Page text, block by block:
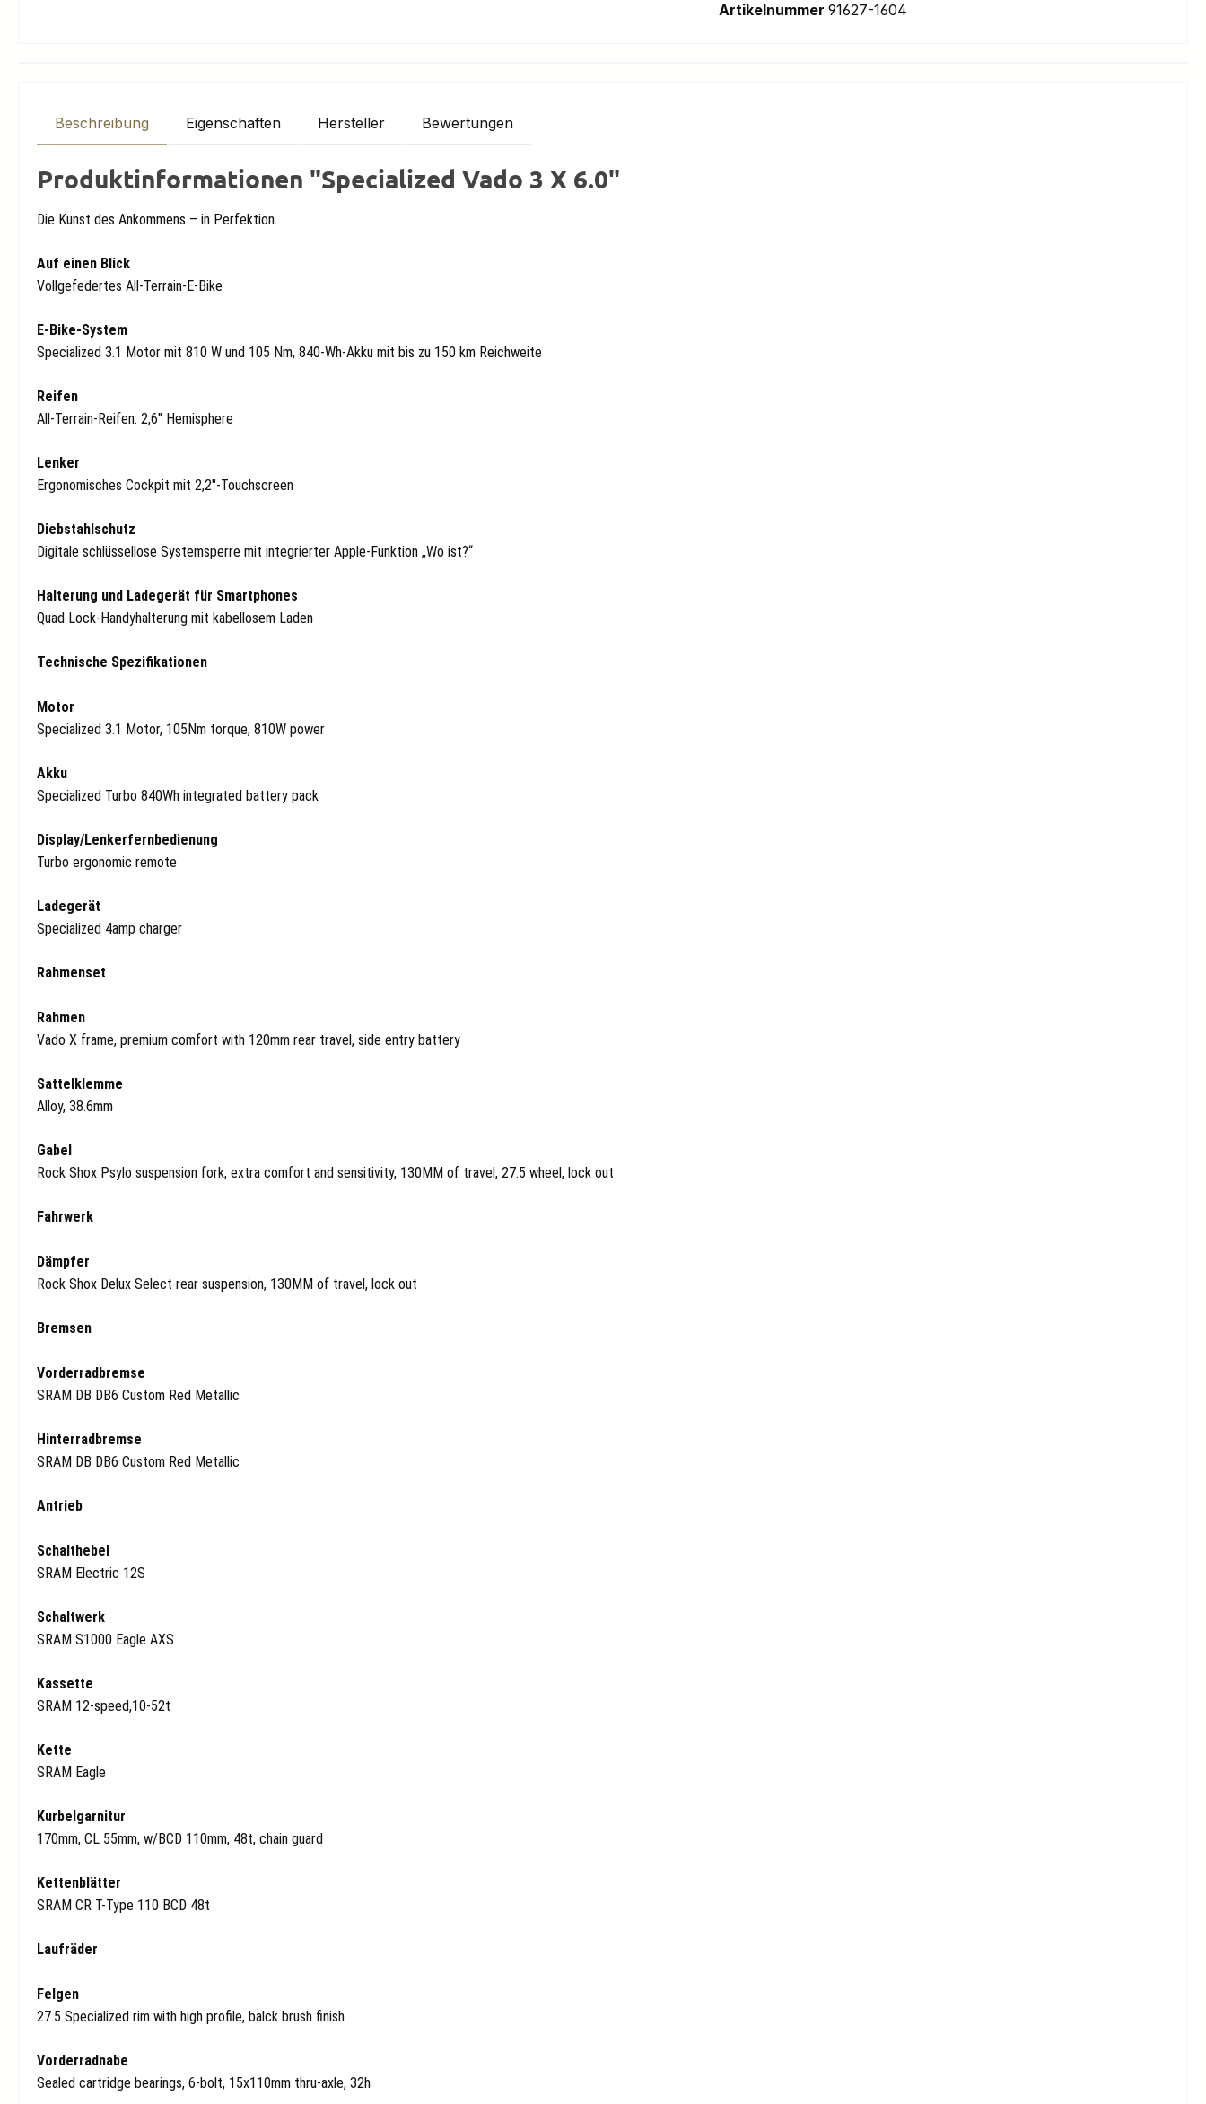
Artikelnummer 91627-1604
Beschreibung Eigenschaften Hersteller Bewertungen
Produktinformationen "Specialized Vado 3 X 6.0"
Die Kunst des Ankommens – in Perfektion.
Auf einen Blick
Vollgefedertes All-Terrain-E-Bike
E-Bike-System
Specialized 3.1 Motor mit 810 W und 105 Nm, 840-Wh-Akku mit bis zu 150 km Reichweite
Reifen
All-Terrain-Reifen: 2,6" Hemisphere
Lenker
Ergonomisches Cockpit mit 2,2"-Touchscreen
Diebstahlschutz
Digitale schlüssellose Systemsperre mit integrierter Apple-Funktion „Wo ist?“
Halterung und Ladegerät für Smartphones
Quad Lock-Handyhalterung mit kabellosem Laden
Technische Spezifikationen
Motor
Specialized 3.1 Motor, 105Nm torque, 810W power
Akku
Specialized Turbo 840Wh integrated battery pack
Display/Lenkerfernbedienung
Turbo ergonomic remote
Ladegerät
Specialized 4amp charger
Rahmenset
Rahmen
Vado X frame, premium comfort with 120mm rear travel, side entry battery
Sattelklemme
Alloy, 38.6mm
Gabel
Rock Shox Psylo suspension fork, extra comfort and sensitivity, 130MM of travel, 27.5 wheel, lock out
Fahrwerk
Dämpfer
Rock Shox Delux Select rear suspension, 130MM of travel, lock out
Bremsen
Vorderradbremse
SRAM DB DB6 Custom Red Metallic
Hinterradbremse
SRAM DB DB6 Custom Red Metallic
Antrieb
Schalthebel
SRAM Electric 12S
Schaltwerk
SRAM S1000 Eagle AXS
Kassette
SRAM 12-speed,10-52t
Kette
SRAM Eagle
Kurbelgarnitur
170mm, CL 55mm, w/BCD 110mm, 48t, chain guard
Kettenblätter
SRAM CR T-Type 110 BCD 48t
Laufräder
Felgen
27.5 Specialized rim with high profile, balck brush finish
Vorderradnabe
Sealed cartridge bearings, 6-bolt, 15x110mm thru-axle, 32h